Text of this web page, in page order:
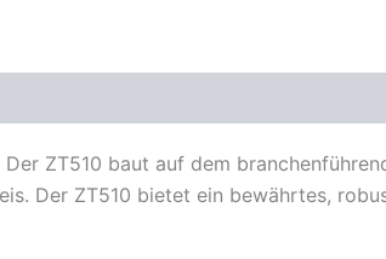
ZT510 baut auf dem
Der ZT510 bietet ein bewährtes,